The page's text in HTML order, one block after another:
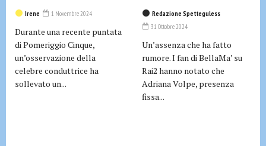
Irene 1 Novembre 2024
Durante una recente puntata
di Pomeriggio Cinque,
un’osservazione della
celebre conduttrice ha
sollevato un...
Redazione Spetteguless
31 Ottobre 2024
Un’assenza che ha fatto
rumore. I fan di BellaMa’ su
Rai2 hanno notato che
Adriana Volpe, presenza
fissa...